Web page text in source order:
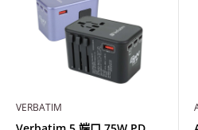
VERBATIM